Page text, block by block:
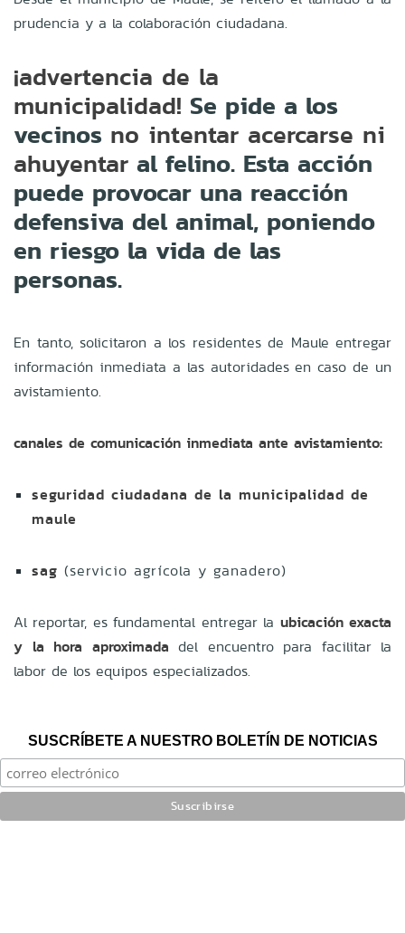
prudencia y a la colaboración ciudadana.
¡advertencia de la
municipalidad! Se pide a los
vecinos no intentar acercarse ni
ahuyentar al felino. Esta acción
puede provocar una reacción
defensiva del animal, poniendo
en riesgo la vida de las
personas.
En tanto, solicitaron a los residentes de Maule entregar
información inmediata a las autoridades en caso de un
avistamiento.
canales de comunicación inmediata ante avistamiento:
seguridad ciudadana de la municipalidad de
maule
sag (servicio agrícola y ganadero)
Al reportar, es fundamental entregar la ubicación exacta
y la hora aproximada del encuentro para facilitar la
labor de los equipos especializados.
SUSCRÍBETE A NUESTRO BOLETÍN DE NOTICIAS